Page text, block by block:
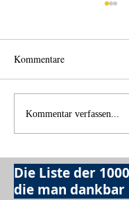
Kommentare
Kommentar verfassen...
Die Liste der
die man dankbar